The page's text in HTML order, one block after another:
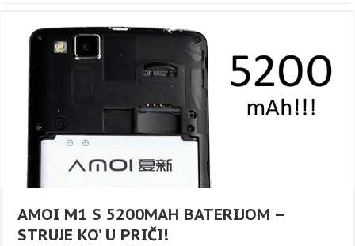
AMOI M1 S 5200MAH BATERIJOM –
STRUJE KO’ U PRIČI!